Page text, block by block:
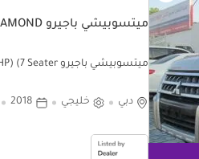
ميتسوبيشي باجيرو GLS M/L DIAMOND
ميتسوبيشي باجيرو GLS M/L DIAMOND GLS Mid 3.5L (189 HP) (7 Seater)
دبي خليجي 2018